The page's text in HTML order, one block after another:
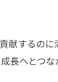
献するの
へとつな